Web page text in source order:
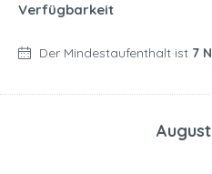
Verfügbarkeit
Der Mindestaufenthalt ist 7
August